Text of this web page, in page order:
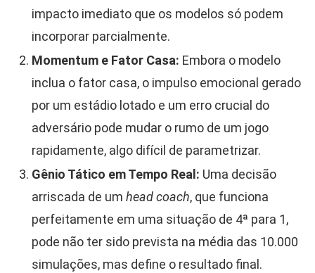
impacto imediato que os modelos só podem
incorporar parcialmente.
Momentum e Fator Casa: Embora o modelo
inclua o fator casa, o impulso emocional gerado
por um estádio lotado e um erro crucial do
adversário pode mudar o rumo de um jogo
rapidamente, algo difícil de parametrizar.
Gênio Tático em Tempo Real: Uma decisão
arriscada de um head coach, que funciona
perfeitamente em uma situação de 4ª para 1,
pode não ter sido prevista na média das 10.000
simulações, mas define o resultado final.